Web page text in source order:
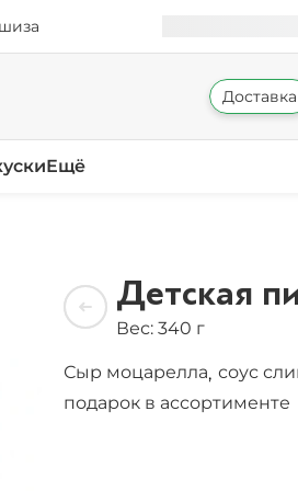
Доставка
Ещё
Детская
Вес: 340 г
Сыр моцарелла, соус
подарок в ассортименте